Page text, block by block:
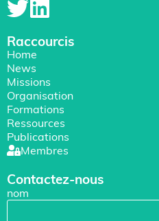
Raccourcis
Home
News
Missions
Organisation
Formations
Ressources
Publications
Membres
Contactez-nous
nom